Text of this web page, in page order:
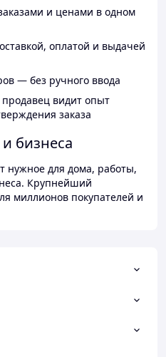
и ценами в одном
оплатой и выдачей
— без ручного ввода
видит опыт
заказа
бизнеса
нужное для дома, работы,
Крупнейший
миллионов покупателей и